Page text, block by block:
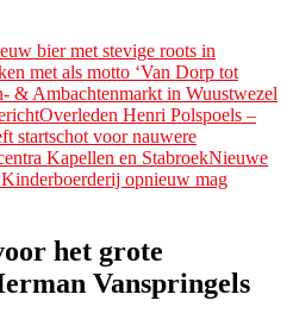
bier met stevige roots in
met als motto ‘Van Dorp tot
& Ambachtenmarkt in Wuustwezel
Overleden Henri Polspoels –
startschot voor nauwere
Kapellen en StabroekNieuwe
opnieuw mag
het grote
Vanspringels